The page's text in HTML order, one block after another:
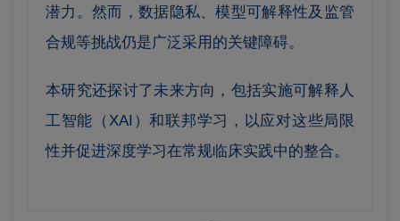
潜力。然而，数据隐私、模型可解释性及监管
合规等挑战仍是广泛采用的关键障碍。
本研究还探讨了未来方向，包括实施可解释人
工智能（XAI）和联邦学习，以应对这些局限
性并促进深度学习在常规临床实践中的整合。